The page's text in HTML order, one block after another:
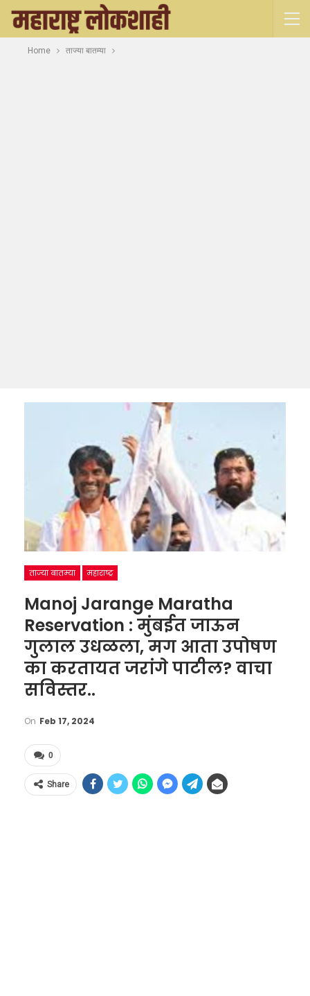
Home ताज्या बातम्या
ताज्या बातम्या महाराष्ट्र
Manoj Jarange Maratha
Reservation : मुंबईत जाऊन
गुलाल उधळला, मग आता उपोषण
का करतायत जरांगे पाटील? वाचा
सविस्तर..
On Feb 17, 2024
0
Share